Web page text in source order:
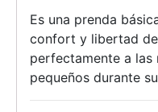
Es una prenda
confort y libertad
perfectamente a las
pequeños durante